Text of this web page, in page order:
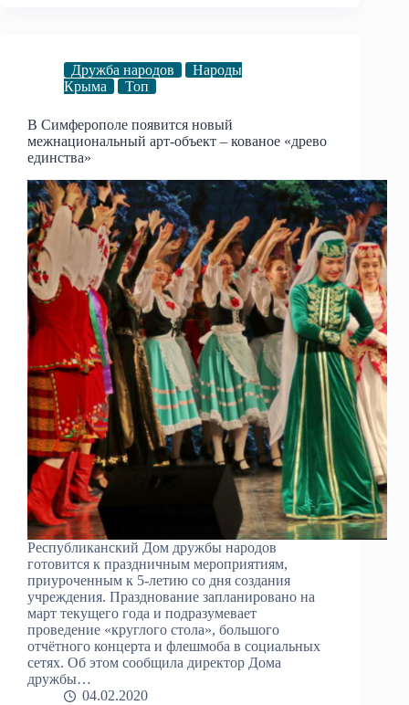
Дружба народов
Народы
Крыма
Топ
В Симферополе появится новый
межнациональный арт-объект – кованое «древо
единства»
Республиканский Дом дружбы народов
готовится к праздничным мероприятиям,
приуроченным к 5-летию со дня создания
учреждения. Празднование запланировано на
март текущего года и подразумевает
проведение «круглого стола», большого
отчётного концерта и флешмоба в социальных
сетях. Об этом сообщила директор Дома
дружбы…
04.02.2020